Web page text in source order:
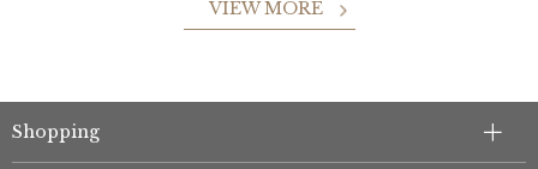
VIEW MORE
Shopping